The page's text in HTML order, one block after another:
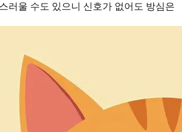
러울 수도 있으니 신호가 없어도 방심은